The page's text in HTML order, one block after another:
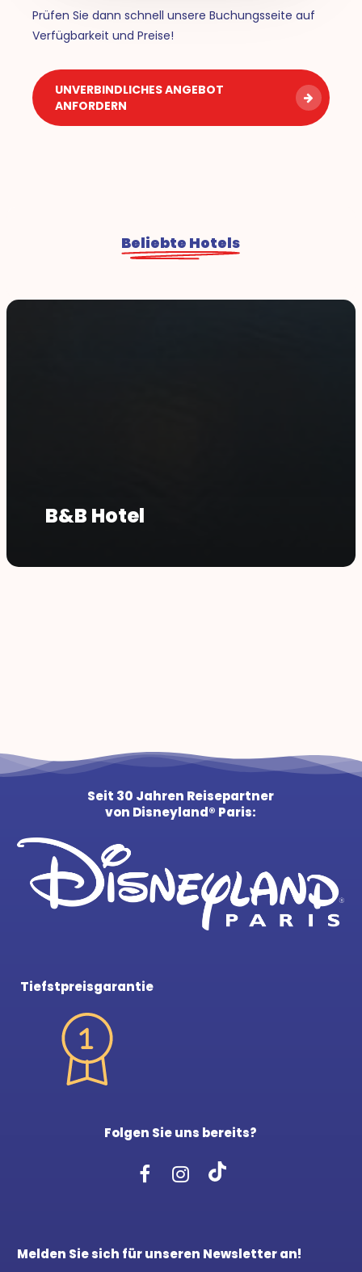
Prüfen Sie dann schnell unsere Buchungsseite auf
Verfügbarkeit und Preise!
UNVERBINDLICHES ANGEBOT
ANFORDERN
Beliebte Hotels
B&B Hotel
Seit 30 Jahren Reisepartner
von Disneyland® Paris:
Tiefstpreisgarantie
Folgen Sie uns bereits?
Melden Sie sich für unseren Newsletter an!